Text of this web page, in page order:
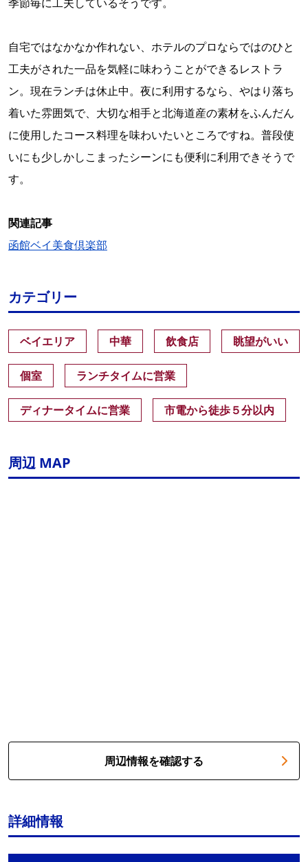
自宅ではなかなか作れない、ホテルのプロならではのひと
工夫がされた一品を気軽に味わうことができるレストラ
ン。現在ランチは休止中。夜に利用するなら、やはり落ち
着いた雰囲気で、大切な相手と北海道産の素材をふんだん
に使用したコース料理を味わいたいところですね。普段使
いにも少しかしこまったシーンにも便利に利用できそうで
す。
関連記事
函館ベイ美食倶楽部
カテゴリー
ベイエリア 中華 飲食店 眺望がいい
個室 ランチタイムに営業
ディナータイムに営業 市電から徒歩５分以内
周辺 MAP
周辺情報を確認する
詳細情報